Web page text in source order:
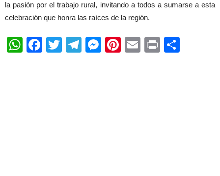
la pasión por el trabajo rural, invitando a todos a sumarse a esta
celebración que honra las raíces de la región.
WhatsApp
Facebook
TwitterTelegram
Messenger
Pinterest
EmailPrint